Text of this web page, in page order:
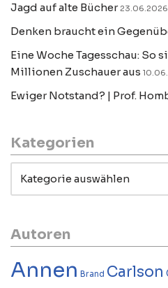
Jagd auf alte Bücher 23.06.2026
Denken braucht ein
Eine Woche Tagesschau: So
Millionen Zuschauer aus
Ewiger Notstand? | Prof.
Kategorien
Autoren
Annen Brand Carlson